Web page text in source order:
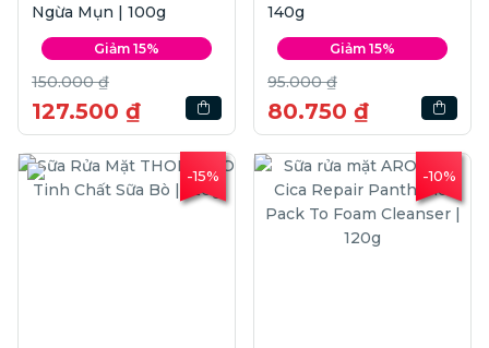
Ngừa Mụn | 100g
Giảm 15%
150.000 ₫
127.500 ₫
140g
Giảm 15%
95.000 ₫
80.750 ₫
-15% -10%